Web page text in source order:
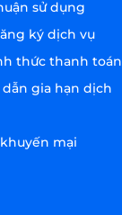
sử dụng
ký dịch vụ
thức thanh toán
gia hạn dịch
mại